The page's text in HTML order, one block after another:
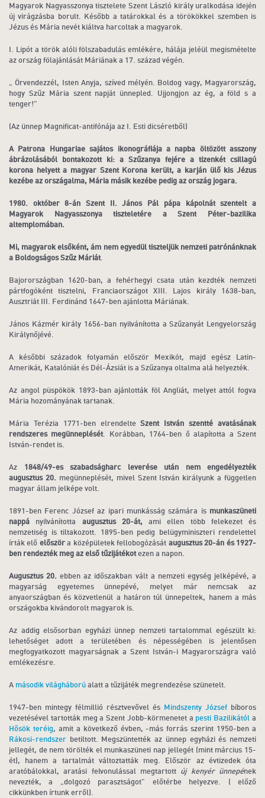
Magyarok Nagyasszonya tisztelete Szent László király uralkodása idején
új virágzásba borult. Később a tatárokkal és a törökökkel szemben is
Jézus és Mária nevét kiáltva harcoltak a magyarok.
I. Lipót a török alóli fölszabadulás emlékére, hálája jeléül megismételte
az ország fölajánlását Máriának a 17. század végén.
„ Örvendezzél, Isten Anyja, szíved mélyén. Boldog vagy, Magyarország,
hogy Szűz Mária szent napját ünnepled. Ujjongjon az ég, a föld s a
tenger!”
(Az ünnep Magnificat-antifónája az I. Esti dicséretből)
A Patrona Hungariae sajátos ikonográfiája a napba öltözött asszony
ábrázolásából bontakozott ki: a Szűzanya fejére a tizenkét csillagú
korona helyett a magyar Szent Korona került, a karján ülő kis Jézus
kezébe az országalma, Mária másik kezébe pedig az ország jogara.
1980. október 8-án Szent II. János Pál pápa kápolnát szentelt a
Magyarok Nagyasszonya tiszteletére a Szent Péter-bazilika
altemplomában.
Mi, magyarok elsőként, ám nem egyedül tiszteljük nemzeti patrónánknak
a Boldogságos Szűz Máriát.
Bajorországban 1620-ban, a fehérhegyi csata után kezdték nemzeti
pártfogóként tisztelni, Franciaországot XIII. Lajos király 1638-ban,
Ausztriát III. Ferdinánd 1647-ben ajánlotta Máriának.
János Kázmér király 1656-ban nyilvánította a Szűzanyát Lengyelország
Királynőjévé.
A későbbi századok folyamán először Mexikót, majd egész Latin-
Amerikát, Katalóniát és Dél-Ázsiát is a Szűzanya oltalma alá helyezték.
Az angol püspökök 1893-ban ajánlották föl Angliát, melyet attól fogva
Mária hozományának tartanak.
Mária Terézia 1771-ben elrendelteSzent István szentté avatásának
rendszeres megünneplését. Korábban, 1764-ben ő alapította a Szent
István-rendet is.
Az 1848/49-es szabadságharc leverése után
nem engedélyezték
augusztus 20. megünneplését, mivel Szent István királyunk a független
magyar állam jelképe volt.
1891-ben Ferenc József az ipari munkásság számára is munkaszüneti
nappá nyilvánította augusztus 20-át, ami ellen több felekezet és
nemzetiség is tiltakozott. 1895-ben pedig belügyminiszteri rendelettel
írták elő előszöra középületek fellobogózását augusztus 20-án és 1927-
ben rendezték meg az első tűzijátékotezen a napon.
Augusztus 20. ebben az időszakban vált a nemzeti egység jelképévé, a
magyarság egyetemes ünnepévé, melyet már nemcsak az
anyaországban és közvetlenül a határon túl ünnepeltek, hanem a más
országokba kivándorolt magyarok is.
Az addig elsősorban egyházi ünnep nemzeti tartalommal egészült ki:
lehetőséget adott a területében és népességében is jelentősen
megfogyatkozott magyarságnak a Szent István-i Magyarországra való
emlékezésre.
A második világháborúalatt a tűzijáték megrendezése szünetelt.
1947-ben mintegy félmillió résztvevővel és Mindszenty József bíboros
vezetésével tartották meg a Szent Jobb-körmenetet a pesti Bazilikától a
Hősök teréig, amit a következő évben, -más forrás szerint 1950-ben a
Rákosi-rendszer betiltott. Megszüntették az ünnep egyházi és nemzeti
jellegét, de nem törölték el munkaszüneti nap jellegét (mint március 15-
ét), hanem a tartalmát változtatták meg. Először az évtizedek óta
aratóbálokkal, aratási felvonulással megtartott új kenyér ünnepének
nevezték, a „dolgozó parasztságot” előtérbe helyezve. ( előző
cikkünkben írtunk erről).